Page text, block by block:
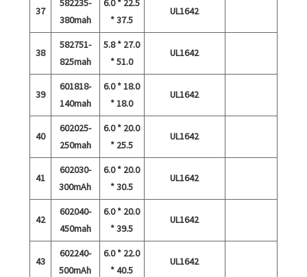
37
582235-
380mah
6.0 * 22.5
* 37.5
UL1642
38
582751-
825mah
5.8 * 27.0
* 51.0
UL1642
39
601818-
140mah
6.0 * 18.0
* 18.0
UL1642
40
602025-
250mah
6.0 * 20.0
* 25.5
UL1642
41
602030-
300mAh
6.0 * 20.0
* 30.5
UL1642
42
602040-
450mah
6.0 * 20.0
* 39.5
UL1642
43
602240-
500mAh
6.0 * 22.0
* 40.5
UL1642